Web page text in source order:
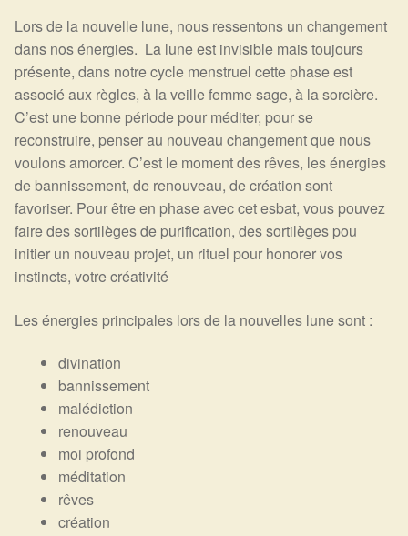
Lors de la nouvelle lune, nous ressentons un changement
dans nos énergies. La lune est invisible mais toujours
présente, dans notre cycle menstruel cette phase est
associé aux règles, à la veille femme sage, à la sorcière.
C’est une bonne période pour méditer, pour se
reconstruire, penser au nouveau changement que nous
voulons amorcer. C’est le moment des rêves, les énergies
de bannissement, de renouveau, de création sont
favoriser. Pour être en phase avec cet esbat, vous pouvez
faire des sortilèges de purification, des sortilèges pou
initier un nouveau projet, un rituel pour honorer vos
instincts, votre créativité
Les énergies principales lors de la nouvelles lune sont :
divination
bannissement
malédiction
renouveau
moi profond
méditation
rêves
création